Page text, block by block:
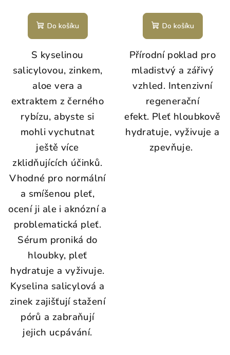
Do košíku
S kyselinou
salicylovou, zinkem,
aloe vera a
extraktem z černého
rybízu, abyste si
mohli vychutnat
ještě více
zklidňujících účinků.
Vhodné pro normální
a smíšenou pleť,
ocení ji ale i aknózní a
problematická pleť.
Sérum proniká do
hloubky, pleť
hydratuje a vyživuje.
Kyselina salicylová a
zinek zajišťují stažení
pórů a zabraňují
jejich ucpávání.
Do košíku
Přírodní poklad pro
mladistvý a zářivý
vzhled. Intenzivní
regenerační
efekt. Pleť hloubkově
hydratuje, vyživuje a
zpevňuje.